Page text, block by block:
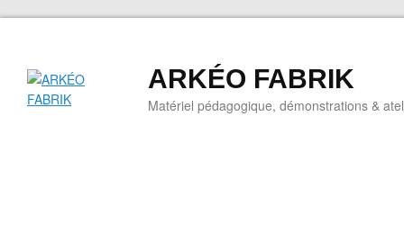
ARKÉO FABRIK
Matériel pédagogique, démonstrations &